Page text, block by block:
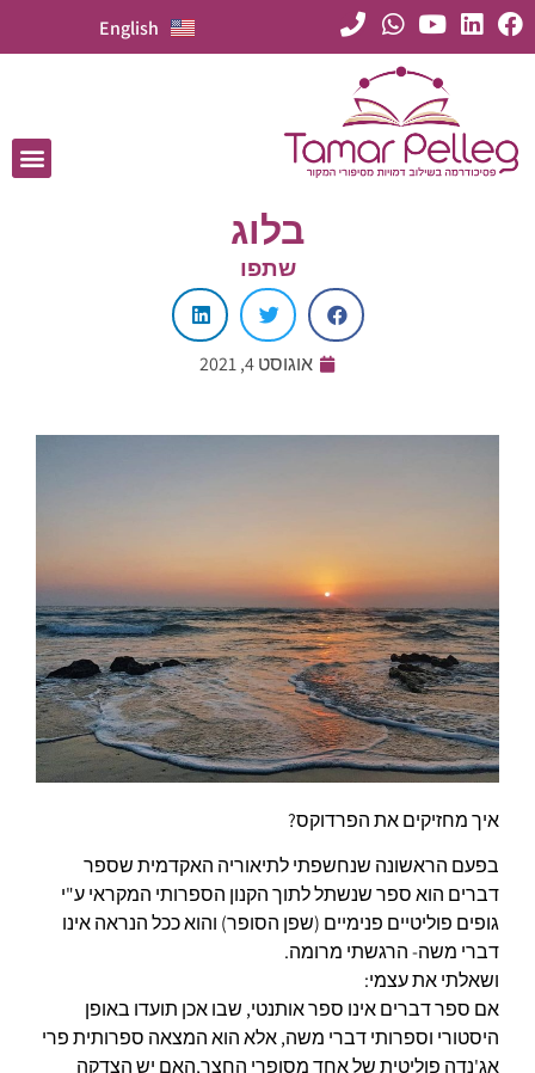
English
בלוג
שתפו
אוגוסט 4, 2021
איך מחזיקים את הפרדוקס?
בפעם הראשונה שנחשפתי לתיאוריה האקדמית שספר
דברים הוא ספר שנשתל לתוך הקנון הספרותי המקראי ע"י
גופים פוליטיים פנימיים (שפן הסופר) והוא ככל הנראה אינו
דברי משה- הרגשתי מרומה.
ושאלתי את עצמי:
אם ספר דברים אינו ספר אותנטי, שבו אכן תועדו באופן
היסטורי וספרותי דברי משה, אלא הוא המצאה ספרותית פרי
אג'נדה פוליטית של אחד מסופרי החצר,האם יש הצדקה